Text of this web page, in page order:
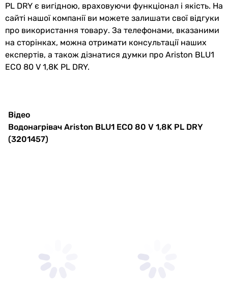
Ширина в
упаковці
460 мм
Глибина в
упаковці
Гарантія
Примітка
Докладні рекомендації з
Гарантія на бак
PL DRY є вигідною, враховуючи функціонал і якість. На
сайті нашої компанії ви можете залишати свої відгуки
про використання товару. За телефонами, вказаними
на сторінках, можна отримати консультації наших
експертів, а також дізнатися думки про Ariston BLU1
ECO 80 V 1,8K PL DRY.
Відео
Водонагрівач Ariston BLU1 ECO 80 V 1,8K PL DRY
(3201457)